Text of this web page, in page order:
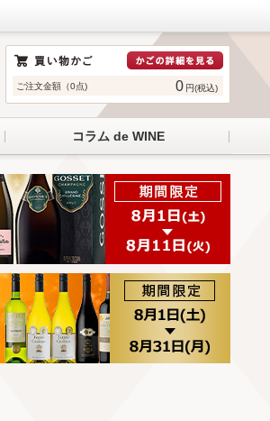
ご注文金額（0点) 0 円(税込)
コラム de WINE